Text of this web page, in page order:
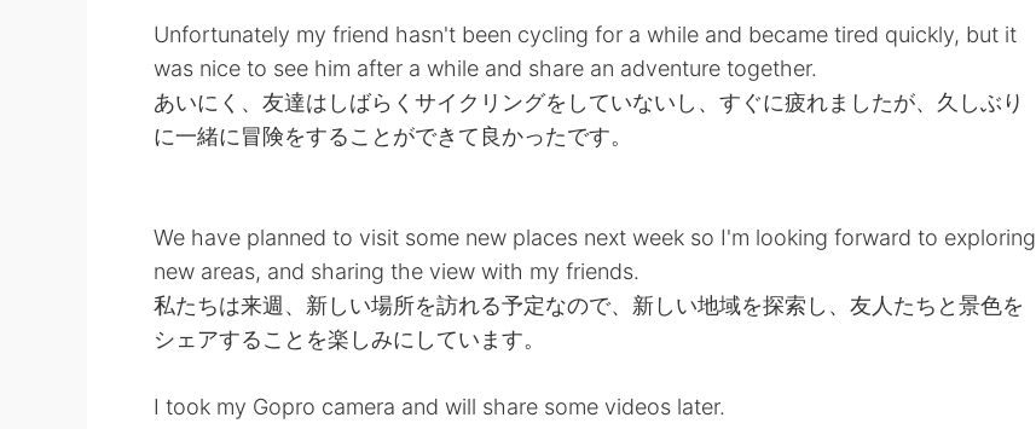
Unfortunately my friend hasn't been cycling for a while and became tired quickly, but it
was nice to see him after a while and share an adventure together.
あいにく、友達はしばらくサイクリングをしていないし、すぐに疲れましたが、久しぶり
に一緒に冒険をすることができて良かったです。
We have planned to visit some new places next week so I'm looking forward to exploring
new areas, and sharing the view with my friends.
私たちは来週、新しい場所を訪れる予定なので、新しい地域を探索し、友人たちと景色を
シェアすることを楽しみにしています。
I took my Gopro camera and will share some videos later.